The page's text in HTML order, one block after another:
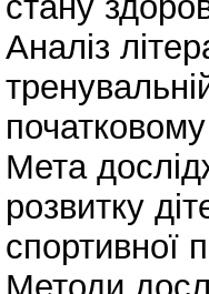
Аналіз
Мета
розвитку
спортивної